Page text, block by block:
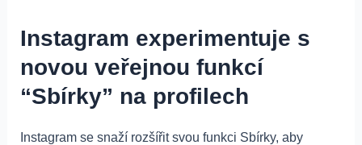
Instagram experimentuje s
novou veřejnou funkcí
“Sbírky” na profilech
Instagram se snaží rozšířit svou funkci Sbírky, aby